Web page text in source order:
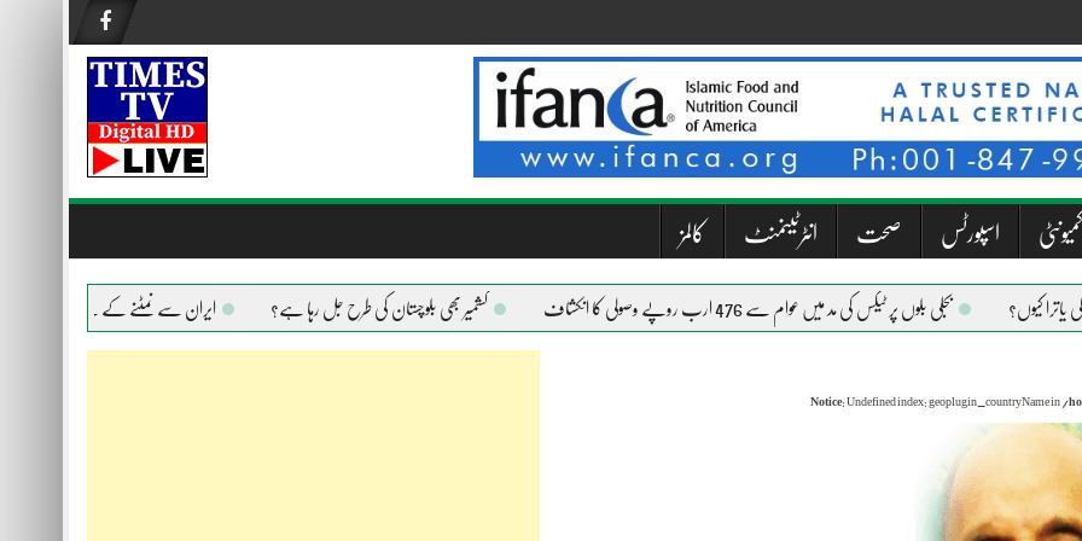
کمیونٹی اسپورٹس صحت انٹرٹینمنٹ کالمز
بجلی بلوں پر ٹیکس کی مد میں عوام سے 476 ارب روپے وصولی کا انکشاف کشمیر بھی بلوچستان کی طرح جل رہا ہے؟ ایران سے نمٹنے کے لیے امریکا ہر ہتھیار
Notice: Undefined index: geoplugin_countryName in /